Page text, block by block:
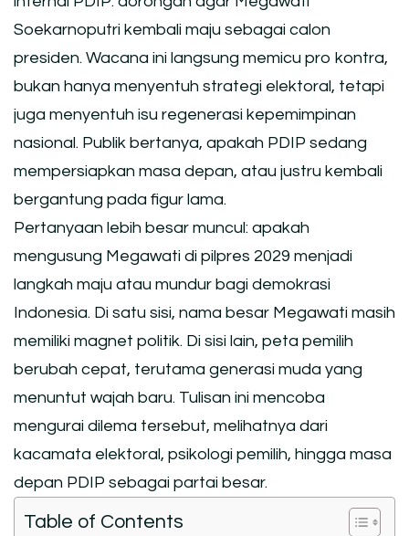
Soekarnoputri kembali maju sebagai calon
presiden. Wacana ini langsung memicu pro kontra,
bukan hanya menyentuh strategi elektoral, tetapi
juga menyentuh isu regenerasi kepemimpinan
nasional. Publik bertanya, apakah PDIP sedang
mempersiapkan masa depan, atau justru kembali
bergantung pada figur lama.
Pertanyaan lebih besar muncul: apakah
mengusung Megawati di pilpres 2029 menjadi
langkah maju atau mundur bagi demokrasi
Indonesia. Di satu sisi, nama besar Megawati masih
memiliki magnet politik. Di sisi lain, peta pemilih
berubah cepat, terutama generasi muda yang
menuntut wajah baru. Tulisan ini mencoba
mengurai dilema tersebut, melihatnya dari
kacamata elektoral, psikologi pemilih, hingga masa
depan PDIP sebagai partai besar.
Table of Contents